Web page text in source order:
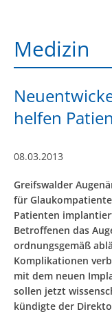
Medizin
helfen
08.03.2013
Greifswalder
für
Patienten
Betroffenen das
ordnungsgemäß
Komplikationen
mit dem neuen
sollen jetzt
kündigte der